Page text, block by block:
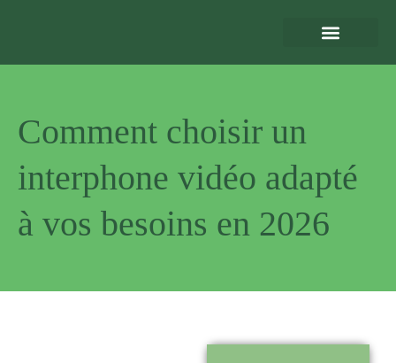
Comment choisir un
interphone vidéo adapté
à vos besoins en 2026